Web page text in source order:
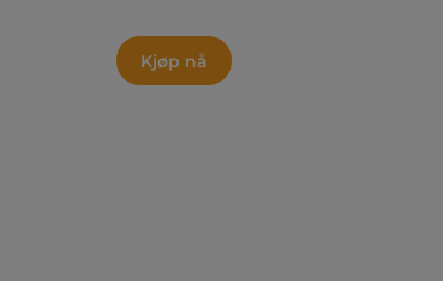
6 stk. scorekortblokker med
6 stk. markeringsbrikker 1 stk.
En aktiv og sosial aktivitet
Kjøp nå